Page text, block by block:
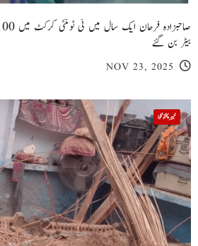
بیٹر بن گئے
NOV 23, 2025
خیبر پختونخوا